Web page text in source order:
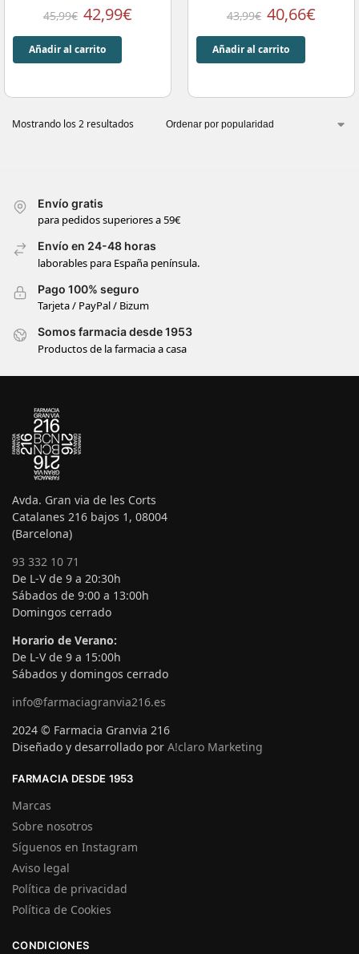
45,99€ 42,99€
Añadir al carrito
43,99€ 40,66€
Añadir al carrito
Mostrando los 2 resultados
Envío gratis
para pedidos superiores a 59€
Envío en 24-48 horas
laborables para España península.
Pago 100% seguro
Tarjeta / PayPal / Bizum
Somos farmacia desde 1953
Productos de la farmacia a casa
Avda. Gran via de les Corts
Catalanes 216 bajos 1, 08004
(Barcelona)
93 332 10 71
De L-V de 9 a 20:30h
Sábados de 9:00 a 13:00h
Domingos cerrado
Horario de Verano:
De L-V de 9 a 15:00h
Sábados y domingos cerrado
info@farmaciagranvia216.es
2024 © Farmacia Granvia 216
Diseñado y desarrollado por A!claro Marketing
FARMACIA DESDE 1953
Marcas
Sobre nosotros
Síguenos en Instagram
Aviso legal
Política de privacidad
Política de Cookies
CONDICIONES